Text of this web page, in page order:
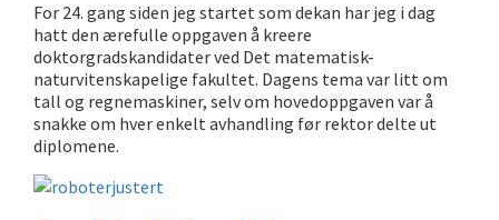
For 24. gang siden jeg startet som dekan har jeg i dag
hatt den ærefulle oppgaven å kreere
doktorgradskandidater ved Det matematisk-
naturvitenskapelige fakultet. Dagens tema var litt om
tall og regnemaskiner, selv om hovedoppgaven var å
snakke om hver enkelt avhandling før rektor delte ut
diplomene.